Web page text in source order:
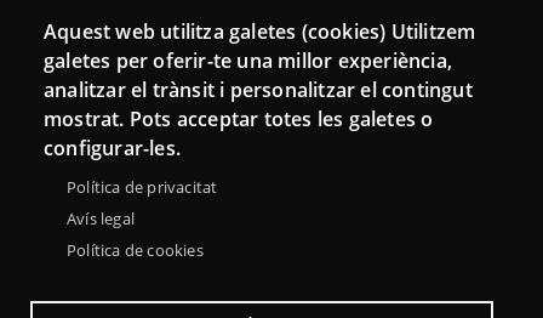
Connecta
Bustia de contacte
Butlletins
Aquest web utilitza galetes (cookies) Utilitzem
galetes per oferir-te una millor experiència,
analitzar el trànsit i personalitzar el contingut
mostrat. Pots acceptar totes les galetes o
configurar-les.
Política de privacitat
Avís legal
Política de cookies